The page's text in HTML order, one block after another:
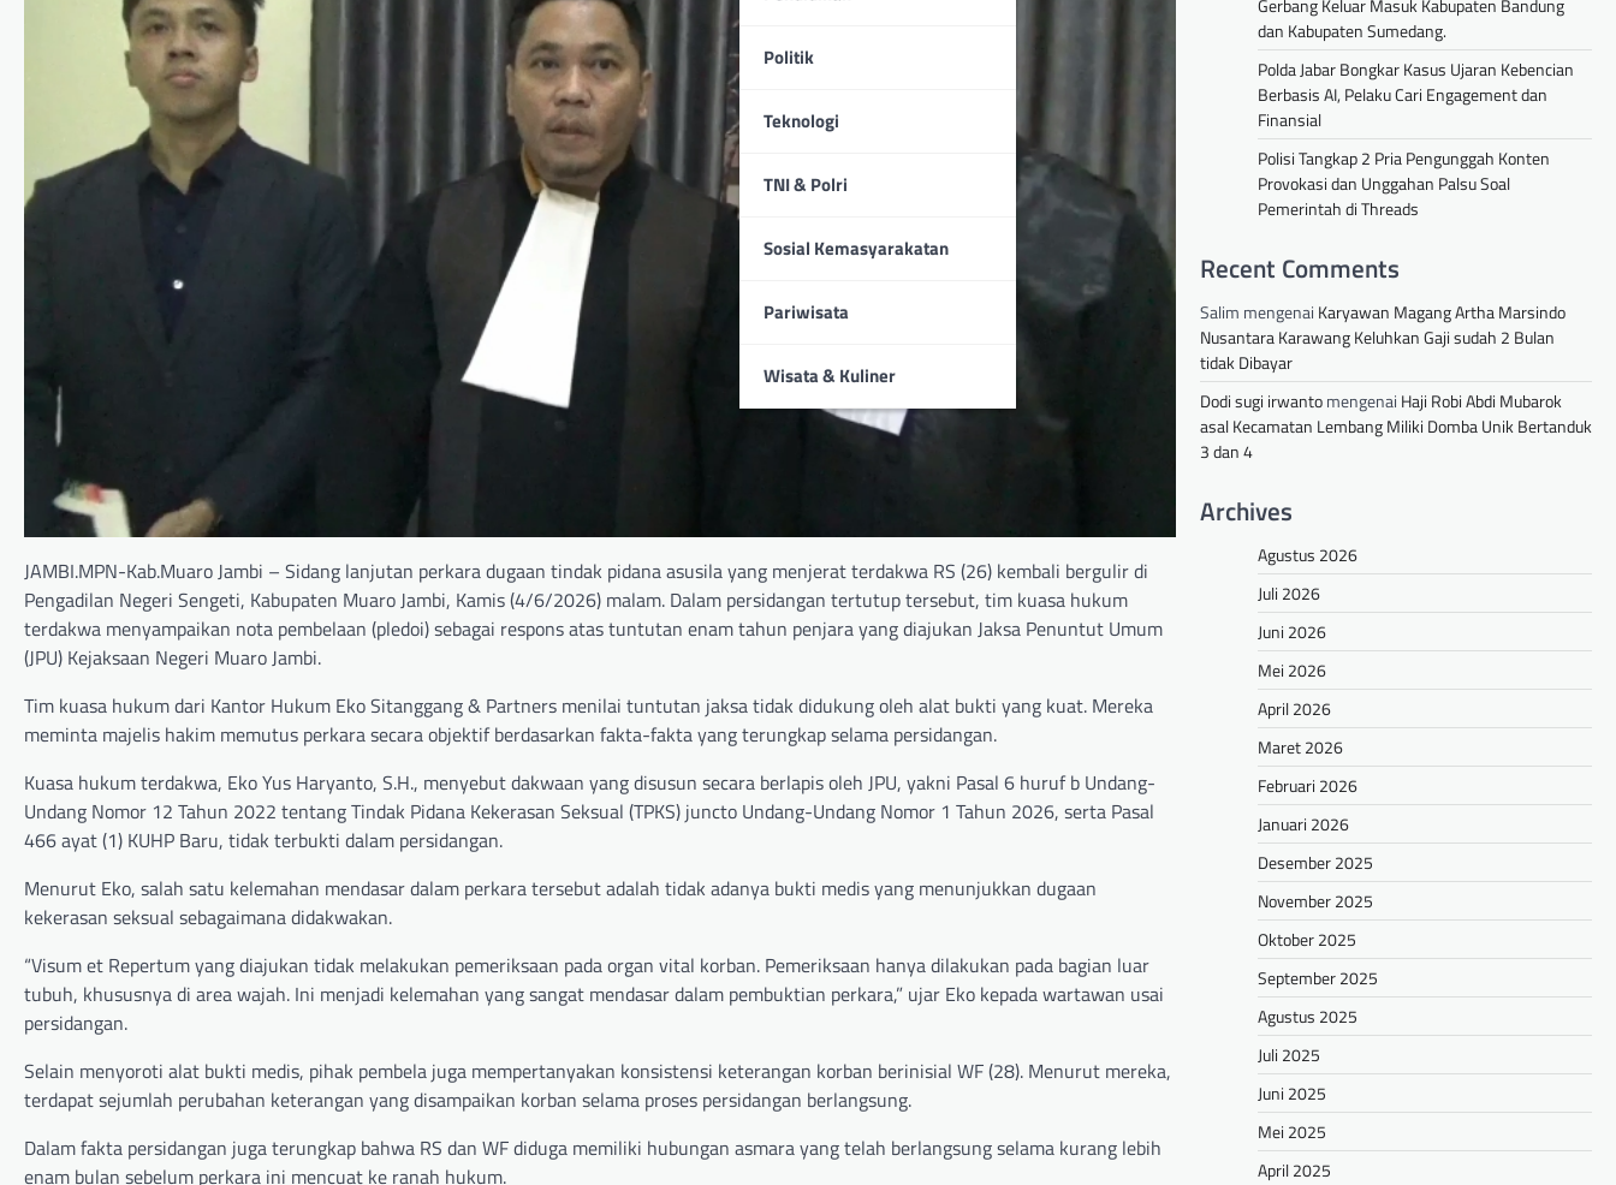
Politik
Teknologi
TNI & Polri
Sosial Kemasyarakatan
Pariwisata
Wisata & Kuliner
JAMBI.MPN-Kab.Muaro Jambi – Sidang lanjutan perkara dugaan tindak pidana asusila yang menjerat terdakwa RS (26) kembali bergulir di
Pengadilan Negeri Sengeti, Kabupaten Muaro Jambi, Kamis (4/6/2026) malam. Dalam persidangan tertutup tersebut, tim kuasa hukum
terdakwa menyampaikan nota pembelaan (pledoi) sebagai respons atas tuntutan enam tahun penjara yang diajukan Jaksa Penuntut Umum
(JPU) Kejaksaan Negeri Muaro Jambi.
Tim kuasa hukum dari Kantor Hukum Eko Sitanggang & Partners menilai tuntutan jaksa tidak didukung oleh alat bukti yang kuat. Mereka
meminta majelis hakim memutus perkara secara objektif berdasarkan fakta-fakta yang terungkap selama persidangan.
Kuasa hukum terdakwa, Eko Yus Haryanto, S.H., menyebut dakwaan yang disusun secara berlapis oleh JPU, yakni Pasal 6 huruf b Undang-
Undang Nomor 12 Tahun 2022 tentang Tindak Pidana Kekerasan Seksual (TPKS) juncto Undang-Undang Nomor 1 Tahun 2026, serta Pasal
466 ayat (1) KUHP Baru, tidak terbukti dalam persidangan.
Menurut Eko, salah satu kelemahan mendasar dalam perkara tersebut adalah tidak adanya bukti medis yang menunjukkan dugaan
kekerasan seksual sebagaimana didakwakan.
“Visum et Repertum yang diajukan tidak melakukan pemeriksaan pada organ vital korban. Pemeriksaan hanya dilakukan pada bagian luar
tubuh, khususnya di area wajah. Ini menjadi kelemahan yang sangat mendasar dalam pembuktian perkara,” ujar Eko kepada wartawan usai
persidangan.
Selain menyoroti alat bukti medis, pihak pembela juga mempertanyakan konsistensi keterangan korban berinisial WF (28). Menurut mereka,
terdapat sejumlah perubahan keterangan yang disampaikan korban selama proses persidangan berlangsung.
Dalam fakta persidangan juga terungkap bahwa RS dan WF diduga memiliki hubungan asmara yang telah berlangsung selama kurang lebih
enam bulan sebelum perkara ini mencuat ke ranah hukum.
Gerbang Keluar Masuk Kabupaten Bandung
dan Kabupaten Sumedang.
Polda Jabar Bongkar Kasus Ujaran Kebencian
Berbasis AI, Pelaku Cari Engagement dan
Finansial
Polisi Tangkap 2 Pria Pengunggah Konten
Provokasi dan Unggahan Palsu Soal
Pemerintah di Threads
Recent Comments
Salim mengenai Karyawan Magang Artha Marsindo
Nusantara Karawang Keluhkan Gaji sudah 2 Bulan
tidak Dibayar
Dodi sugi irwantomengenai Haji Robi Abdi Mubarok
asal Kecamatan Lembang Miliki Domba Unik Bertanduk
3 dan 4
Archives
Agustus 2026
Juli 2026
Juni 2026
Mei 2026
April 2026
Maret 2026
Februari 2026
Januari 2026
Desember 2025
November 2025
Oktober 2025
September 2025
Agustus 2025
Juli 2025
Juni 2025
Mei 2025
April 2025